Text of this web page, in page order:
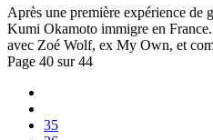
Après une première expérience de
Kumi Okamoto immigre en
avec Zoé Wolf, ex My Own, et
Page 40 sur 44
35